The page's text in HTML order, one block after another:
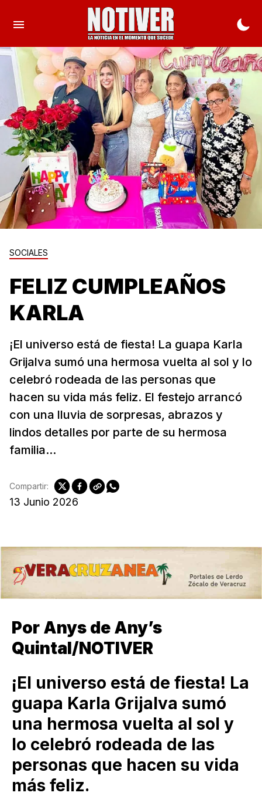
SOCIALES
FELIZ CUMPLEAÑOS
KARLA
¡El universo está de fiesta! La guapa Karla
Grijalva sumó una hermosa vuelta al sol y lo
celebró rodeada de las personas que
hacen su vida más feliz. El festejo arrancó
con una lluvia de sorpresas, abrazos y
lindos detalles por parte de su hermosa
familia...
13 Junio 2026
Compartir:
Por Anys de Any’s
Quintal/NOTIVER
¡El universo está de fiesta! La
guapa Karla Grijalva sumó
una hermosa vuelta al sol y
lo celebró rodeada de las
personas que hacen su vida
más feliz.